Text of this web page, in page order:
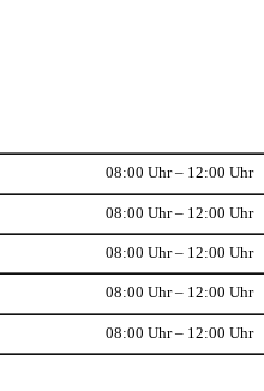
08:00 Uhr – 12:00 Uhr
08:00 Uhr – 12:00 Uhr
08:00 Uhr – 12:00 Uhr
08:00 Uhr – 12:00 Uhr
08:00 Uhr – 12:00 Uhr